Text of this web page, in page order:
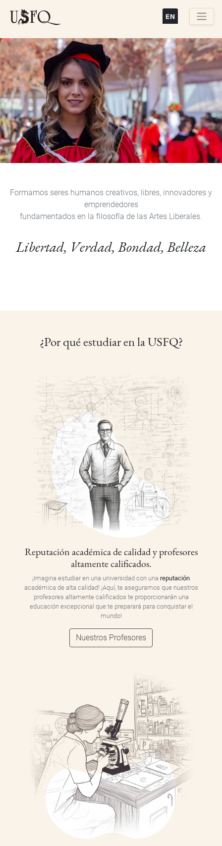
principal
Previous Next
Formamos seres humanos creativos, libres, innovadores y
emprendedores
fundamentados en la filosofía de las Artes Liberales.
Libertad, Verdad, Bondad, Belleza
¿Por qué estudiar en la USFQ?
Reputación académica de calidad y profesores
altamente calificados.
¡Imagina estudiar en una universidad con una reputación
académica de alta calidad! ¡Aquí, te aseguramos que nuestros
profesores altamente calificados te proporcionarán una
educación excepcional que te preparará para conquistar el
mundo!
Nuestros Profesores